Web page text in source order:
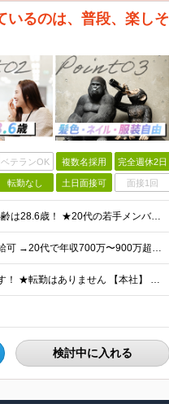
いるのは、普段、楽しそ
ベテランOK 複数名採用 完全週休2日
転勤なし 土日面接可 面接1回
★未経験・第二新卒、オフィスワークデビュー大歓迎 ★平均年齢は28.6歳！ ★20代の若手メンバーが中心になって活躍している職場です！ ●学歴不問 ※35歳以下の方（若年層の長期キャリア形成） ★こ
【業界でも珍しい、年4回の賞与！】 ★成果次第でスピード昇給可 →20代で年収700万〜900万超も！ ■未経験：月給26〜30万円＋賞与年4回（業績による）＋各種手当 ※経験・スキルを考慮して決定
★各線「渋谷駅」より徒歩5分 ★最新ランドマークオフィスです！ ★転勤はありません 【本社】 東京都渋谷区道玄坂2-25-12 道玄坂通 dogenzaka-dori 5階 ※(変更の範囲)上記を除
検討中に入れる